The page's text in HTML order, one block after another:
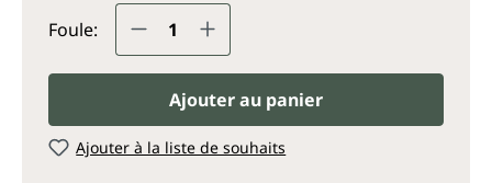
Foule: Quantité de produit : Entrez la
Ajouter au panier
Ajouter à la liste de souhaits